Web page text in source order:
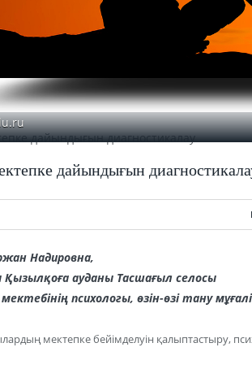
дайындығын
Надировна,
ауданы Тасшағыл селосы
психологы, өзін-өзі тану
мектепке бейімделуін қалыптастыру,